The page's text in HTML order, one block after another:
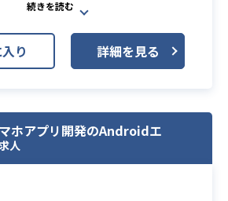
受託案件として進行中のスマートフ
向けネイティブアプリケーショ
発プロジェクトにおいて、
を中心とした詳細設計から実装、
きます。
種メンバーと連携しながら、新
開発やコードレビュー、品質管
り 詳細を見る
アプリ開発のAndroidエ
人